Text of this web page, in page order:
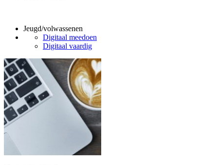
Jeugd/volwassenen
Digitaal meedoen
Digitaal vaardig